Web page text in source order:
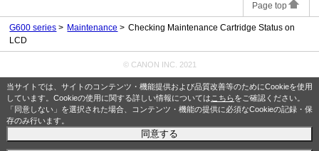
当サイトでは、サイトのコンテンツ・機能提供および品質改善等のためにCookieを使用
しています。Cookieの使用に関する詳しい情報については こちらをご確認ください。
「同意しない」を選択された場合、コンテンツ・機能の提供に必須なCookieの記録・保
存のみ行います。
同意する
Page top
G600 series Maintenance
Checking Maintenance Cartridge Status on
LCD
© CANON INC. 2021